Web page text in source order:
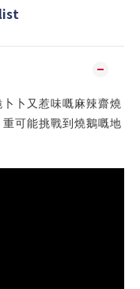
卜又惹味嘅麻辣齋燒
可能挑戰到燒鵝嘅地